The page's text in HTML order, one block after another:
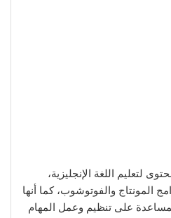
لتعليم اللغة الإنجليزية،
المونتاج والفوتوشوب، كما أنها
على تنظيم وعمل المهام